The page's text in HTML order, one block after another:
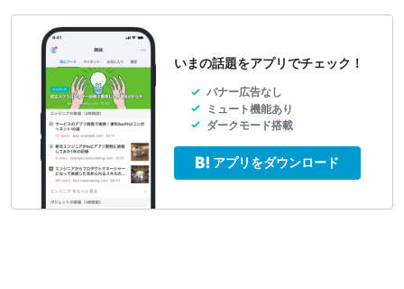
いまの話題をアプリでチェック！
バナー広告なし
ミュート機能あり
ダークモード搭載
アプリをダウンロード